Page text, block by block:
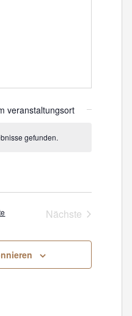
veranstaltungsort
gefunden.
Nächste